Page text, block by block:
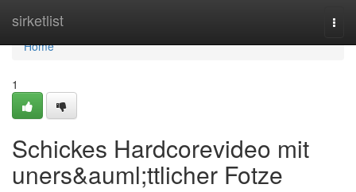
sirketlist
Home
Home
1
Schickes Hardcorevideo mit
uners&auml;ttlicher Fotze